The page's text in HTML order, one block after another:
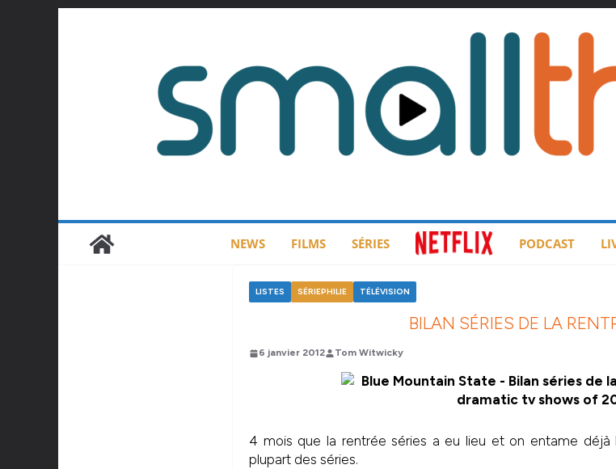
NEWS FILMS SÉRIES PODCAST
LISTES SÉRIEPHILIE TÉLÉVISION
BILAN SÉRIES DE LA
6 janvier 2012 Tom Witwicky
4 mois que la rentrée séries a eu lieu et on entame déjà
plupart des séries.